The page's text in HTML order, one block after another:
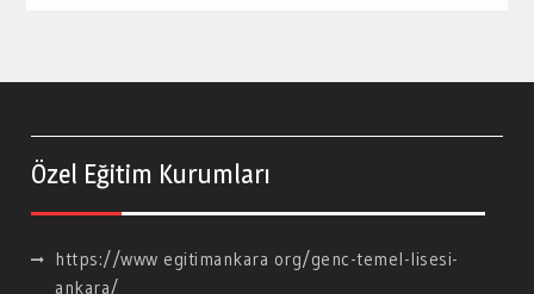
Özel Eğitim Kurumları
https://www egitimankara org/genc-temel-lisesi-
ankara/